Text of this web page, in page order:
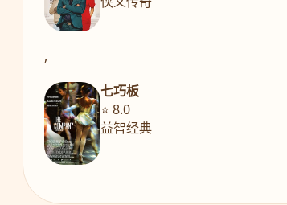
,
七巧板
⭐ 8.0
益智经典